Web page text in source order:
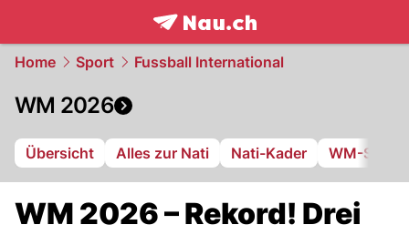
frontpage.NAU.ch
Home Sport Fussball International
WM 2026
Übersicht Alles zur Nati Nati-Kader WM-
WM 2026 – Rekord! Drei